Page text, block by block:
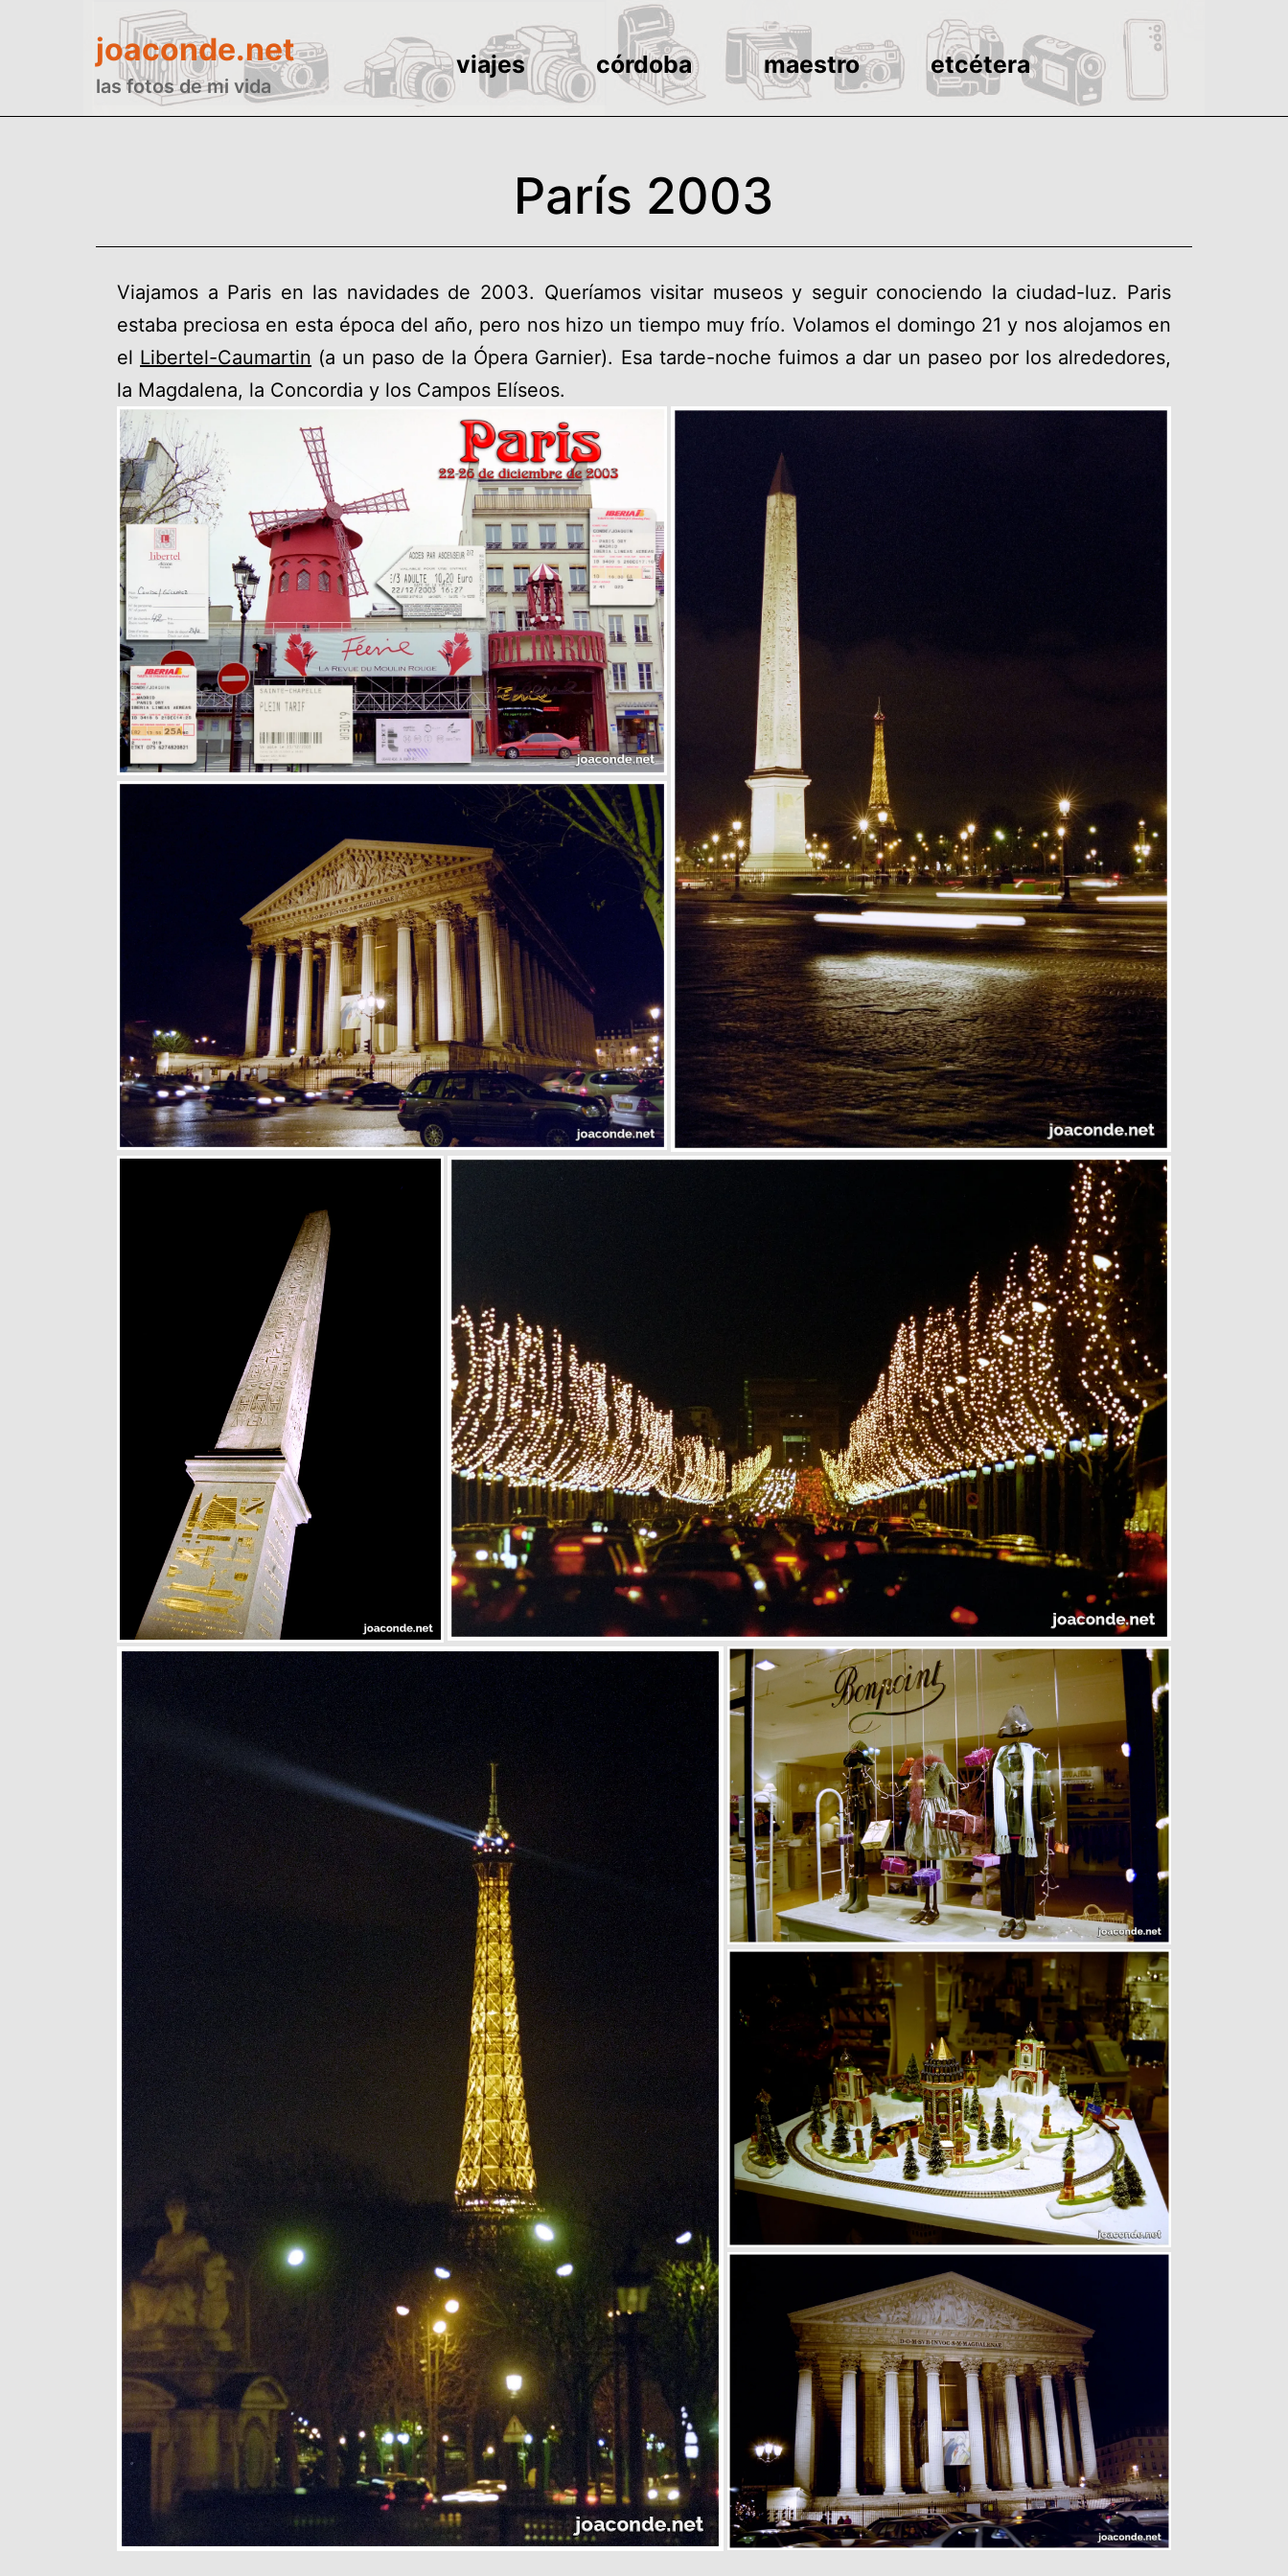
joaconde.net
las fotos de mi vida
viajes córdoba maestro etcétera
París 2003
Viajamos a Paris en las navidades de 2003. Queríamos visitar museos y seguir conociendo la ciudad-luz. Paris
estaba preciosa en esta época del año, pero nos hizo un tiempo muy frío. Volamos el domingo 21 y nos alojamos en
el Libertel-Caumartin (a un paso de la Ópera Garnier). Esa tarde-noche fuimos a dar un paseo por los alrededores,
la Magdalena, la Concordia y los Campos Elíseos.